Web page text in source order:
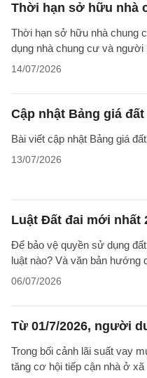
Thời hạn sở hữu nhà
Thời hạn sở hữu nhà chung
dụng nhà chung cư và
14/07/2026
Cập nhật Bảng giá
Bài viết cập nhật Bảng giá
13/07/2026
Luật Đất đai mới nhất
Để bảo vệ quyền sử dụng
luật nào? Và văn bản hướng
06/07/2026
Từ 01/7/2026, người
Trong bối cảnh lãi suất vay
tăng cơ hội tiếp cận nhà ở